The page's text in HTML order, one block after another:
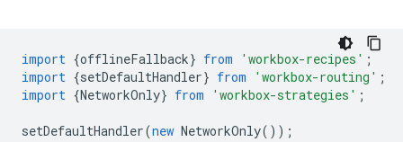
import {offlineFallback} from 'workbox-recipes' ;
import {setDefaultHandler} from 'workbox-routing' ;
import {NetworkOnly} from 'workbox-strategies' ;
setDefaultHandler(new NetworkOnly());